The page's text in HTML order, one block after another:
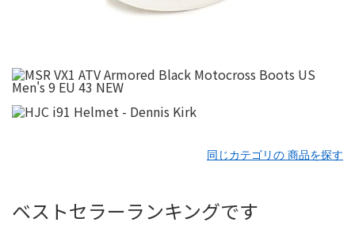
同じカテゴリの 商品を探す
ベストセラーランキングです